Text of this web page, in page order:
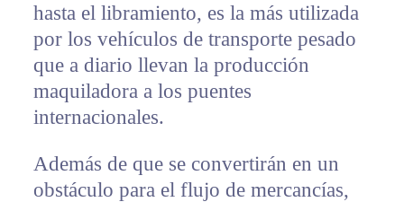
hasta el libramiento, es la más utilizada
por los vehículos de transporte pesado
que a diario llevan la producción
maquiladora a los puentes
internacionales.
Además de que se convertirán en un
obstáculo para el flujo de mercancías,